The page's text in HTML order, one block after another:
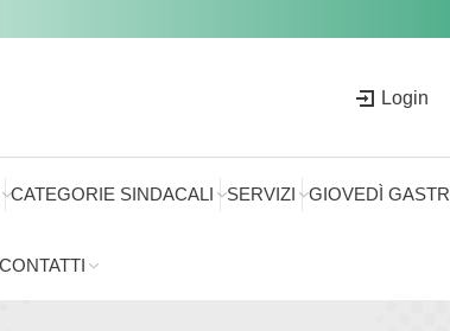
Login
CATEGORIE SINDACALI SERVIZI GIOVEDÌ
CONTATTI